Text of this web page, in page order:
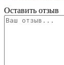
Оставить отзыв